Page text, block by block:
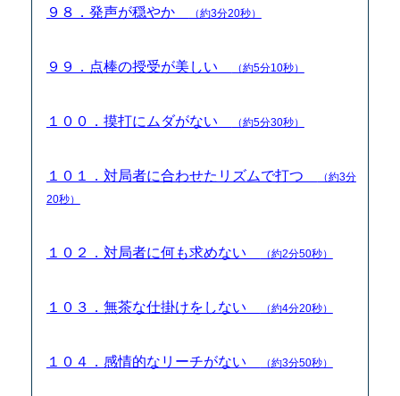
９８．発声が穏やか （約3分20秒）
９９．点棒の授受が美しい （約5分10秒）
１００．摸打にムダがない （約5分30秒）
１０１．対局者に合わせたリズムで打つ
（約3分
20秒）
１０２．対局者に何も求めない （約2分50秒）
１０３．無茶な仕掛けをしない （約4分20秒）
１０４．感情的なリーチがない （約3分50秒）